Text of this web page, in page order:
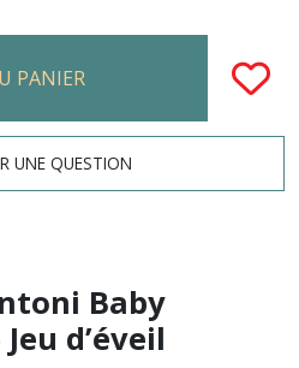
PANIER
UNE QUESTION
Baby
d’éveil